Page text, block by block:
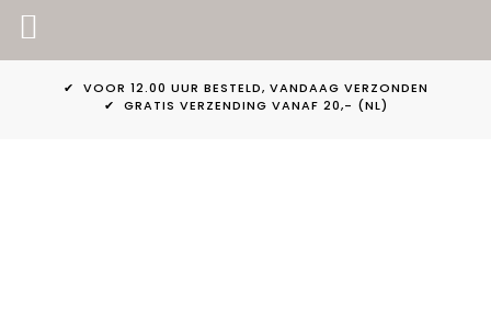
✔ VOOR 12.00 UUR BESTELD, VANDAAG VERZONDEN
✔ GRATIS VERZENDING VANAF 20,- (NL)